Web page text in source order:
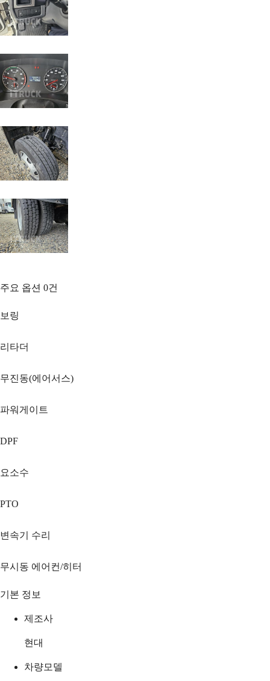
주요 옵션 0건
보링
리타더
무진동(에어서스)
파워게이트
DPF
요소수
PTO
변속기 수리
무시동 에어컨/히터
기본 정보
제조사
현대
차량모델